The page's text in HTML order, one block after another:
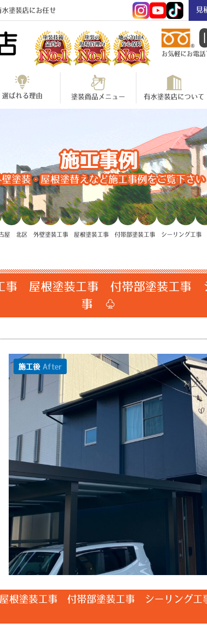
塗装店にお任せ 見
お気軽にお電
選ばれる理由 塗装商品メニュー 有水塗装店について
施工事例
壁塗装・屋根塗替えなど施工事例をご覧下さい
屋 北区 外壁塗装工事 屋根塗装工事 付帯部塗装工事 シーリング工
屋根塗装工事 付帯部塗装工事
事 ♧
施工後 After
根塗装工事 付帯部塗装工事 シーリング